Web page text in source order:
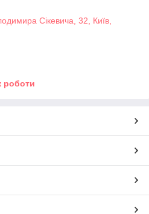
Сікевича, 32, Київ,
роботи